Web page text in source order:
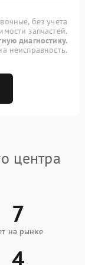
без учета
запчастей.
диагностику.
неисправность.
центра
7
на рынке
4